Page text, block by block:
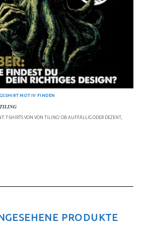
FINDEN
T-SHIRTS VON VON TILING! OB AUFFÄLLIG ODER DEZENT,
PRODUKTE